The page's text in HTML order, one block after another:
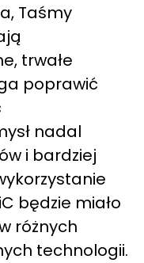
Taśmy
trwałe
poprawić
nadal
i bardziej
będzie miało
różnych
technologii.